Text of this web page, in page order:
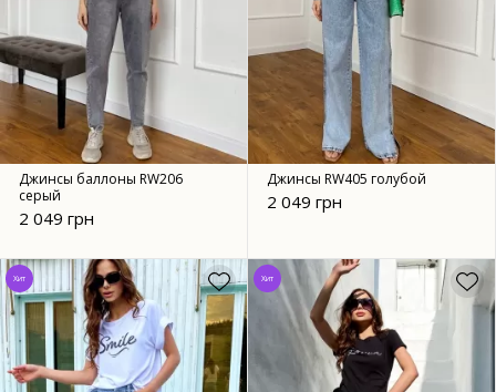
Джинсы баллоны RW206
серый
2 049 грн
Джинсы RW405 голубой
2 049 грн
Хит Хит